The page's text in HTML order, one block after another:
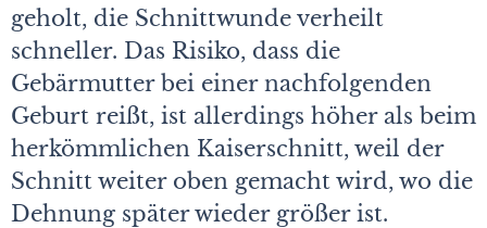
geholt, die Schnittwunde verheilt
schneller. Das Risiko, dass die
Gebärmutter bei einer nachfolgenden
Geburt reißt, ist allerdings höher als beim
herkömmlichen Kaiserschnitt, weil der
Schnitt weiter oben gemacht wird, wo die
Dehnung später wieder größer ist.